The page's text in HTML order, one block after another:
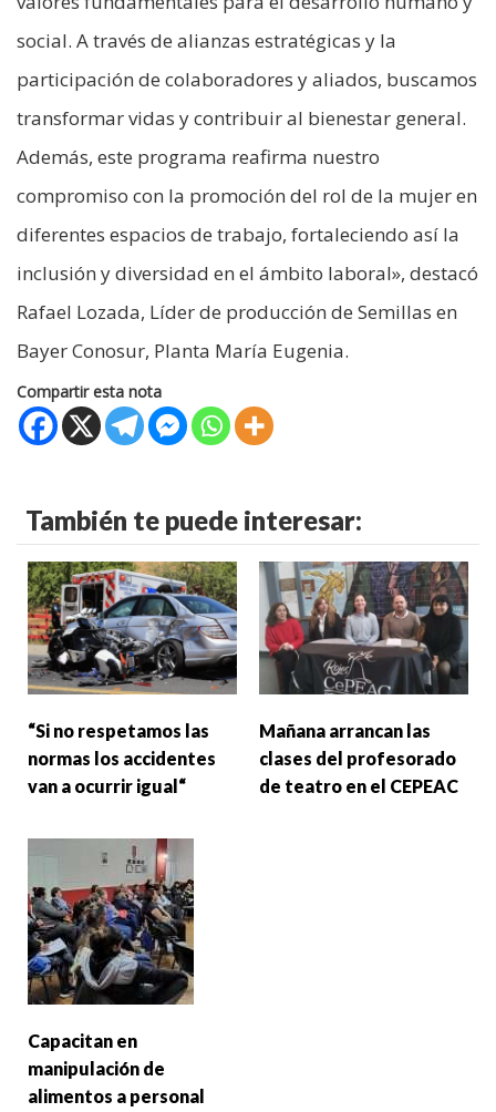
social. A través de alianzas estratégicas y la
participación de colaboradores y aliados, buscamos
transformar vidas y contribuir al bienestar general.
Además, este programa reafirma nuestro
compromiso con la promoción del rol de la mujer en
diferentes espacios de trabajo, fortaleciendo así la
inclusión y diversidad en el ámbito laboral», destacó
Rafael Lozada, Líder de producción de Semillas en
Bayer Conosur, Planta María Eugenia.
Compartir esta nota
También te puede interesar:
“Si no respetamos las
normas los accidentes
van a ocurrir igual“
Mañana arrancan las
clases del profesorado
de teatro en el CEPEAC
Capacitan en
manipulación de
alimentos a personal